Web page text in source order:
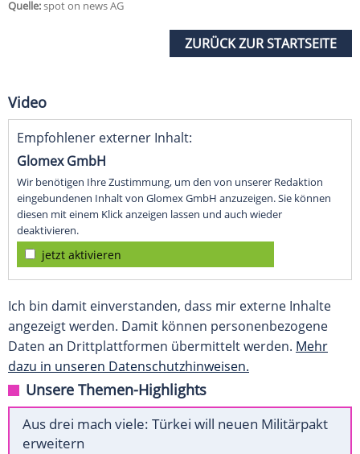
Quelle:spot on news AG
ZURÜCK ZUR STARTSEITE
Video
Empfohlener externer Inhalt:
Glomex GmbH
Wir benötigen Ihre Zustimmung, um den von unserer Redaktion
eingebundenen Inhalt von Glomex GmbH anzuzeigen. Sie können
diesen mit einem Klick anzeigen lassen und auch wieder
deaktivieren.
jetzt aktivieren
Ich bin damit einverstanden, dass mir externe Inhalte
angezeigt werden. Damit können personenbezogene
Daten an Drittplattformen übermittelt werden. Mehr
dazu in unseren Datenschutzhinweisen.
Unsere Themen-Highlights
Aus drei mach viele: Türkei will neuen Militärpakt
erweitern